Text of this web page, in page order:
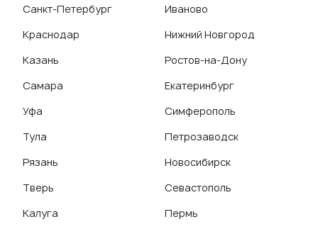
Санкт-Петербург
Краснодар
Казань
Самара
Уфа
Тула
Рязань
Тверь
Калуга
Иваново
Нижний Новгород
Ростов-на-Дону
Екатеринбург
Симферополь
Петрозаводск
Новосибирск
Севастополь
Пермь